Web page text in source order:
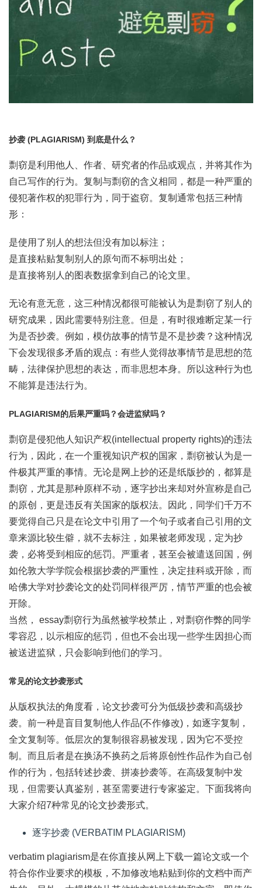
抄袭 (PLAGIARISM) 到底是什么？
剽窃是利用他人、作者、研究者的作品或观点，并将其作为
自己写作的行为。复制与剽窃的含义相同，都是一种严重的
侵犯著作权的犯罪行为，同于盗窃。复制通常包括三种情
形：
是使用了别人的想法但没有加以标注；
是直接粘贴复制别人的原句而不标明出处；
是直接将别人的图表数据拿到自己的论文里。
无论有意无意，这三种情况都很可能被认为是剽窃了别人的
研究成果，因此需要特别注意。但是，有时很难断定某一行
为是否抄袭。例如，模仿故事的情节是不是抄袭？这种情况
下会发现很多矛盾的观点：有些人觉得故事情节是思想的范
畴，法律保护思想的表达，而非思想本身。所以这种行为也
不能算是违法行为。
PLAGIARISM的后果严重吗？会进监狱吗？
剽窃是侵犯他人知识产权(intellectual property rights)的违法
行为，因此，在一个重视知识产权的国家，剽窃被认为是一
件极其严重的事情。无论是网上抄的还是纸版抄的，都算是
剽窃，尤其是那种原样不动，逐字抄出来却对外宣称是自己
的原创，更是违反有关国家的版权法。因此，同学们千万不
要觉得自己只是在论文中引用了一个句子或者自己引用的文
章来源比较生僻，就不去标注，如果被老师发现，定为抄
袭，必将受到相应的惩罚。严重者，甚至会被遣送回国，例
如伦敦大学学院会根据抄袭的严重性，决定挂科或开除，而
哈佛大学对抄袭论文的处罚同样很严厉，情节严重的也会被
开除。
当然， essay剽窃行为虽然被学校禁止，对剽窃作弊的同学
零容忍，以示相应的惩罚，但也不会出现一些学生因担心而
被送进监狱，只会影响到他们的学习。
常见的论文抄袭形式
从版权执法的角度看，论文抄袭可分为低级抄袭和高级抄
袭。前一种是盲目复制他人作品(不作修改)，如逐字复制，
全文复制等。低层次的复制很容易被发现，因为它不受控
制。而且后者是在换汤不换药之后将原创性作品作为自己创
作的行为，包括转述抄袭、拼凑抄袭等。在高级复制中发
现，但需要认真鉴别，甚至需要进行专家鉴定。下面我将向
大家介绍7种常见的论文抄袭形式。
逐字抄袭 (VERBATIM PLAGIARISM)
verbatim plagiarism是在你直接从网上下载一篇论文或一个
符合你作业要求的模板，不加修改地粘贴到你的文档中而产